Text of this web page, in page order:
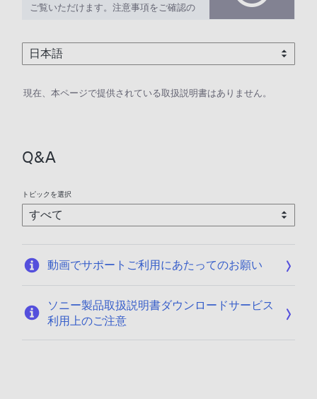
ご覧いただけます。注意事項をご確認の
現在、本ページで提供されている取扱説明書はありません。
Q&A
トピックを選択
動画でサポートご利用にあたってのお願い
ソニー製品取扱説明書ダウンロードサービス
利用上のご注意